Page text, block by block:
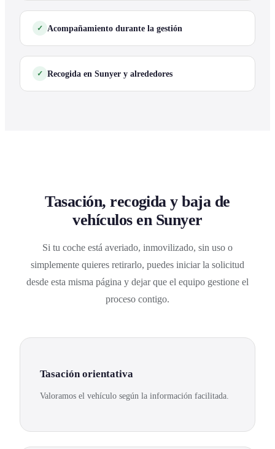
Acompañamiento durante la gestión
Recogida en Sunyer y alrededores
Tasación, recogida y baja de
vehículos en Sunyer
Si tu coche está averiado, inmovilizado, sin uso o
simplemente quieres retirarlo, puedes iniciar la solicitud
desde esta misma página y dejar que el equipo gestione el
proceso contigo.
Tasación orientativa
Valoramos el vehículo según la información facilitada.